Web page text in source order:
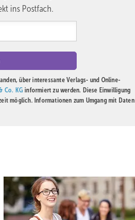
ins Postfach.
über interessante Verlags- und Online-
Co. KGinformiert zu werden. Diese Einwilligung
möglich. Informationen zum Umgang mit Daten